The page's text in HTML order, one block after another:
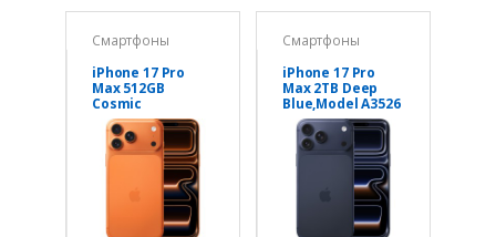
Смартфоны
iPhone 17 Pro
Max 512GB
Cosmic
Orange,Model
A3526
Смартфоны
iPhone 17 Pro
Max 2TB Deep
Blue,Model A3526